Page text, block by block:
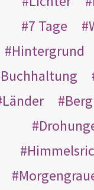
7 Tage
Hintergrund
Buchhaltung
Länder